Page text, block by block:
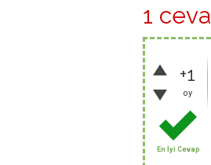
1
+1
oy
En İyi Cevap